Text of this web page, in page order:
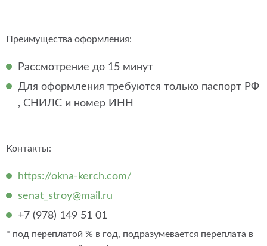
Преимущества оформления:
Рассмотрение до 15 минут
Для оформления требуются только паспорт РФ
, СНИЛС и номер ИНН
Контакты:
https://okna-kerch.com/
senat_stroy@mail.ru
+7 (978) 149 51 01
* под переплатой % в год, подразумевается переплата в